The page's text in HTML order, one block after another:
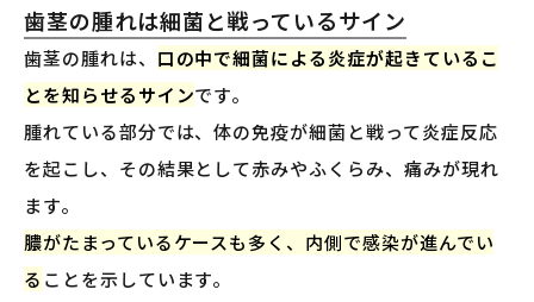
歯茎の腫れは細菌と戦っているサイン
歯茎の腫れは、 口の中で細菌による炎症が起きているこ
とを知らせるサインです。
腫れている部分では、体の免疫が細菌と戦って炎症反応
を起こし、その結果として赤みやふくらみ、痛みが現れ
ます。
膿がたまっているケースも多く、内側で感染が進んでい
る ことを示しています。